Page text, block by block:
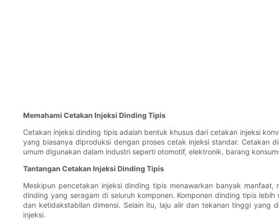
Memahami Cetakan Injeksi Dinding Tipis
Cetakan injeksi dinding tipis adalah bentuk khusus dari cetakan injeksi
yang biasanya diproduksi dengan proses cetak injeksi standar. Cetakan
umum digunakan dalam industri seperti otomotif, elektronik, barang
Tantangan Cetakan Injeksi Dinding Tipis
Meskipun pencetakan injeksi dinding tipis menawarkan banyak
dinding yang seragam di seluruh komponen. Komponen dinding tipis
dan ketidakstabilan dimensi. Selain itu, laju alir dan tekanan tinggi yang
injeksi.